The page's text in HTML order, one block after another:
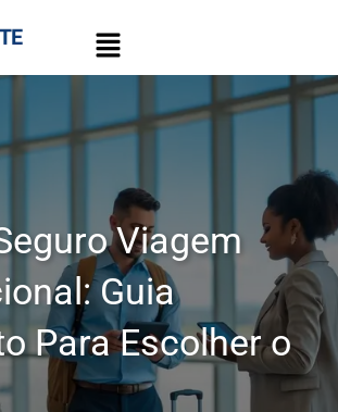
Viagem
Guia
Para Escolher o